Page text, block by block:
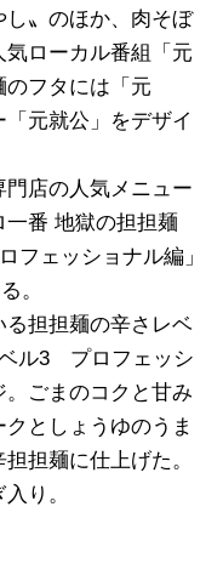
〟のほか、肉そぼ
ローカル番組「元
フタには「元
元就公」をデザイ
店の人気メニュー
一番 地獄の担担麺
フェッショナル編」
。
る担担麺の辛さレベ
ル3 プロフェッシ
。ごまのコクと甘み
としょうゆのうま
担麺に仕上げた。
り。